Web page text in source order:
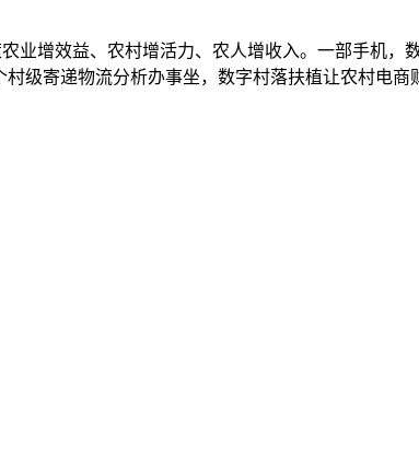
增效益、农村增活力、农人增收入。一部手机，
级寄递物流分析办事坐，数字村落扶植让农村电商